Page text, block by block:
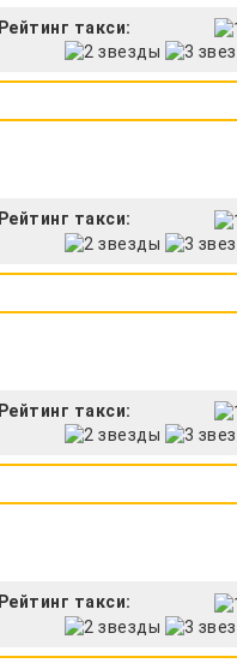
Рейтинг такси:
Рейтинг такси:
Рейтинг такси:
Рейтинг такси: